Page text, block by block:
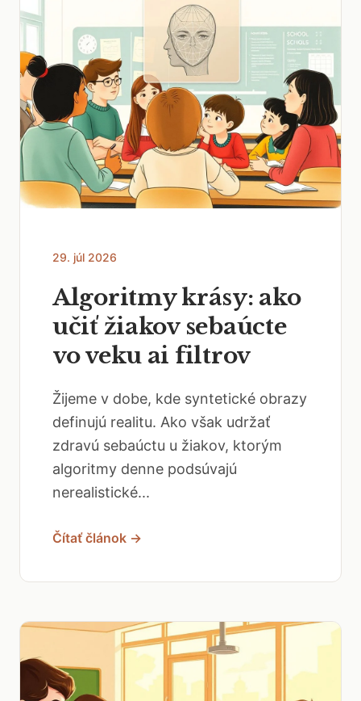
29. júl 2026
Algoritmy krásy: ako
učiť žiakov sebaúcte
vo veku ai filtrov
Žijeme v dobe, kde syntetické obrazy
definujú realitu. Ako však udržať
zdravú sebaúctu u žiakov, ktorým
algoritmy denne podsúvajú
nerealistické...
Čítať článok →